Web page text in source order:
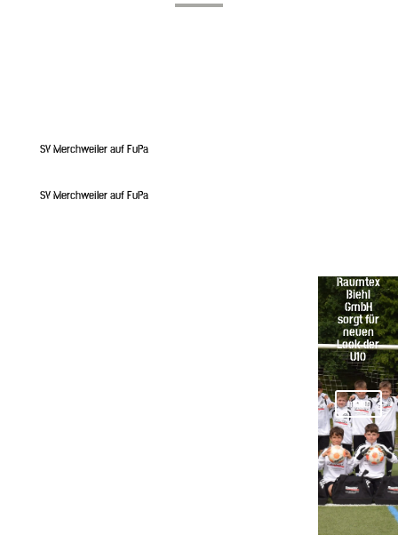
SV Merchweiler auf FuPa
SV Merchweiler auf FuPa
Raumtex
Biehl
GmbH
sorgt für
neuen
Look der
U10
mehr